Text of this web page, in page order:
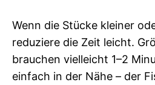
Wenn die Stücke kleiner
reduziere die Zeit leicht.
brauchen vielleicht 1–2
einfach in der Nähe – der